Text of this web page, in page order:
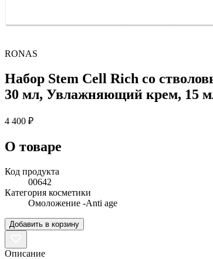
RONAS
Набор Stem Cell Rich со
30 мл, Увлажняющий крем, 15
4 400 ₽
О товаре
Код продукта
00642
Категория косметики
Омоложение -Anti age
Добавить в корзину
Описание